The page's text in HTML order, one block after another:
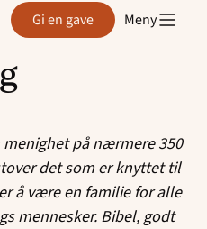
Gi en gave Meny
på nærmere 350
det som er knyttet til
å være en familie for alle
mennesker. Bibel, godt